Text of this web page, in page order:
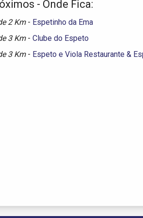
- Onde Fica:
2 Km - Espetinho da Ema
3 Km - Clube do Espeto
3 Km - Espeto e Viola Restaurante &